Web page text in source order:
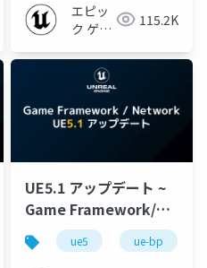
エピッ
ク ゲー
ャパン
115.2K
ue-effect ue-console
UE5.1 アップデート ~
Game Framework/
Network ~
ue5 ue-bp